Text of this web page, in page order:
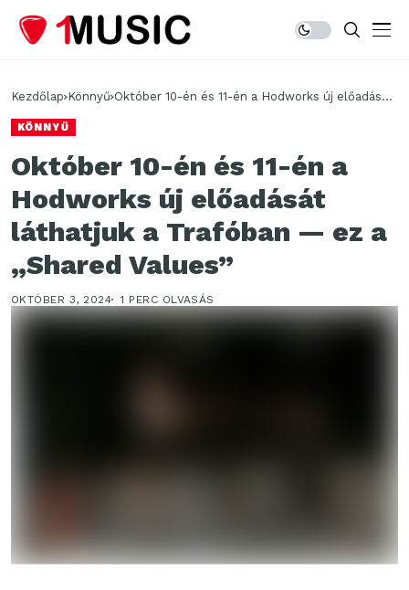
Kezdőlap Könnyű Október 10-én és 11-én a Hodworks új előadását
KÖNNYŰ
Október 10-én és 11-én a
Hodworks új előadását
láthatjuk a Trafóban — ez a
„Shared Values”
OKTÓBER 3, 2024 1 PERC OLVASÁS